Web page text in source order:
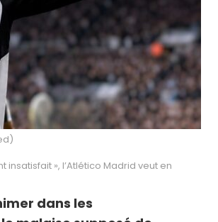
», l’Atlético Madrid veut en
dans les